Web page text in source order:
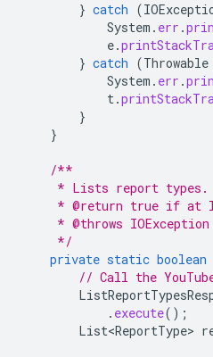
} catch (
System . err .
e.
} catch (Throwable
System . err .
t.
}
}
/**
* Lists report
* @return true if at
     * @throws IOException
     */
private static boolean
// Call the
. execute();
List<ReportType>